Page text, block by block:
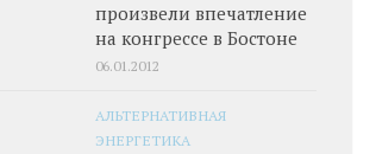
произвели впечатление
на конгрессе в Бостоне
06.01.2012
АЛЬТЕРНАТИВНАЯ
ЭНЕРГЕТИКА